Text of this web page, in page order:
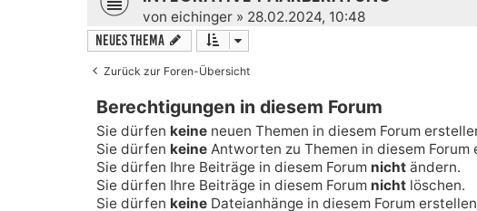
von eichinger » 28.02.2024, 10:48
Neues Thema
Zurück zur Foren-Übersicht
Berechtigungen in diesem Forum
Sie dürfen keine neuen Themen in diesem Forum
Sie dürfen keine Antworten zu Themen in diesem Forum
Sie dürfen Ihre Beiträge in diesem Forum nicht ändern.
Sie dürfen Ihre Beiträge in diesem Forum nicht löschen.
Sie dürfen keine Dateianhänge in diesem Forum